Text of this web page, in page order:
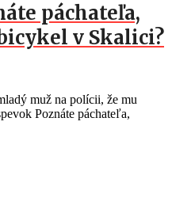
páchateľa,
v Skalici?
muž na polícii, že mu
Poznáte páchateľa,